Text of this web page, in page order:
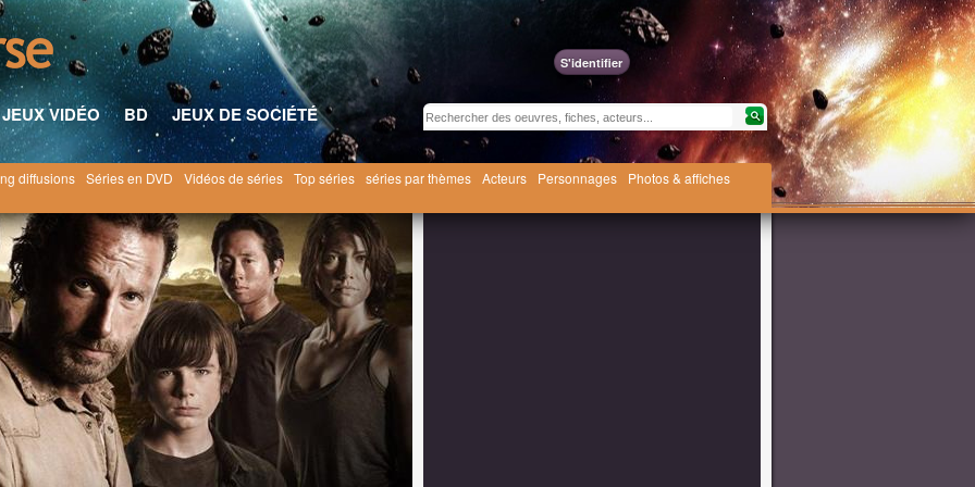
S'identifier
JEUX VIDÉO BD
JEUX DE SOCIÉTÉ
diffusions Séries en DVD Vidéos de séries Top séries séries par thèmes Acteurs Personnages
Photos & affiches
2011